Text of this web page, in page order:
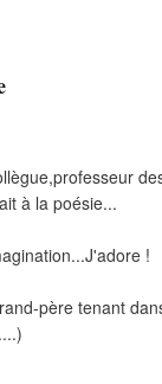
à la poésie...
!
père tenant